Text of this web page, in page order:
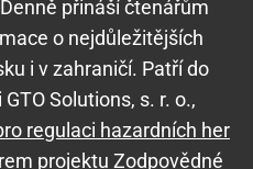
přináší čtenářům
o nejdůležitějších
i v zahraničí. Patří do
Solutions, s. r. o.,
regulaci hazardních her
projektu Zodpovědné